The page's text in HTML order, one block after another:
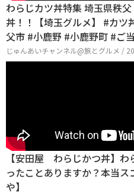
わらじカツ丼特集 埼玉県秩
丼！！【埼玉グルメ】 #カツ
父市 #小鹿野 #小鹿野町 #ご
じゅんあいチャンネル@旅とグルメ /
【安田屋 わらじかつ丼】わ
ったことありますか？本当
や】